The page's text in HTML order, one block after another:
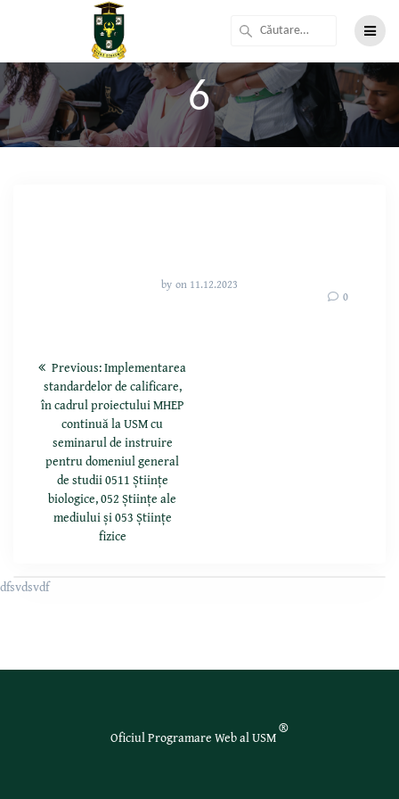
6
by on 11.12.2023
0
Previous:Implementarea
standardelor de calificare,
în cadrul proiectului MHEP
continuă la USM cu
seminarul de instruire
pentru domeniul general
de studii 0511 Științe
biologice, 052 Științe ale
mediului și 053 Științe
fizice
dfsvdsvdf
Oficiul Programare Web al USM®